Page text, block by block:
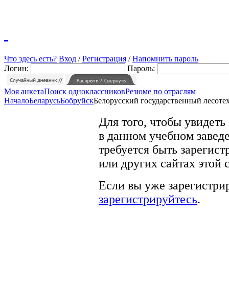
Что здесь есть? Вход /Регистрация /Напомнить пароль
Логин:
Пароль:
Моя анкетаПоиск одноклассниковРезюме по отраслям
НачалоБеларусьБобруйскБелорусский государственный
Для того, чтобы
в данном учебном
требуется быть
или других сайтах этой
Если вы уже
зарегистрируйтесь.